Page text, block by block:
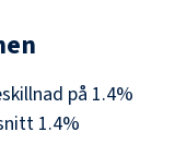
på 1.4%
1.4%